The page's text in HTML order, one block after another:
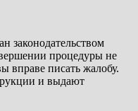
законодательством
процедуры не
вправе писать жалобу.
и выдают